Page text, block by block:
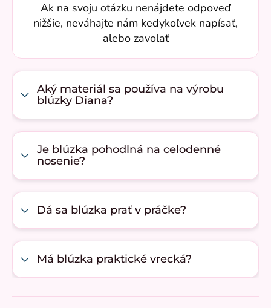
Ak na svoju otázku nenájdete odpoveď
nižšie, neváhajte nám kedykoľvek napísať,
alebo zavolať
Aký materiál sa používa na výrobu
blúzky Diana?
Je blúzka pohodlná na celodenné
nosenie?
Dá sa blúzka prať v práčke?
Má blúzka praktické vrecká?